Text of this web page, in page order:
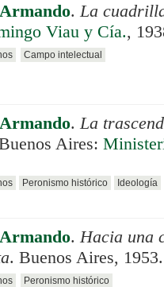
.La
Viau y Cía.,
Campo intelectual
.La
Aires:
Peronismo histórico
Ideología
. Hacia una
. Buenos Aires, 1953.
Peronismo histórico